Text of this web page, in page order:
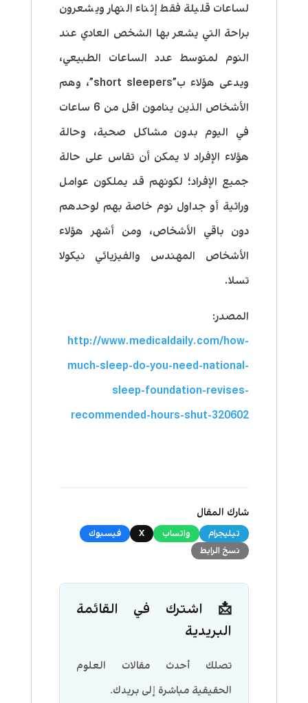
لساعات قليلة فقط إثناء النهار ويشعرون
براحة التي يشعر بها الشخص العادي عند
النوم لمتوسط عدد الساعات الطبيعي،
ويدعى هؤلاء ب”short sleepers”، وهم
الأشخاص الذين ينامون اقل من 6 ساعات
في اليوم بدون مشاكل صحية، وحالة
هؤلاء الإفراد لا يمكن أن تقاس على حالة
جميع الإفراد؛ لكونهم قد يملكون عوامل
وراثية أو جداول نوم خاصة بهم لوحدهم
دون باقي الأشخاص، ومن أشهر هؤلاء
الأشخاص المهندس والفيزيائي نيكولا
تسلا.
المصدر:
http://www.medicaldaily.com/how-
much-sleep-do-you-need-national-
sleep-foundation-revises-
recommended-hours-shut-320602
شارك المقال
تيليجرام واتساب X
فيسبوك
نسخ الرابط
📩 اشترك في القائمة
البريدية
تصلك أحدث مقالات العلوم
الحقيقية مباشرة إلى بريدك.